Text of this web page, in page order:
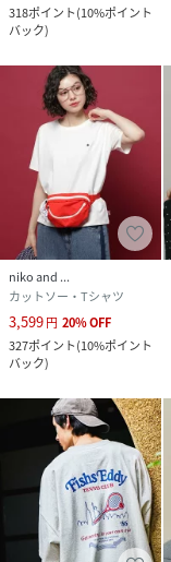
318ポイント(10%ポイント
バック)
niko and ...
カットソー・Tシャツ
3,599円 20%OFF
327ポイント(10%ポイント
バック)